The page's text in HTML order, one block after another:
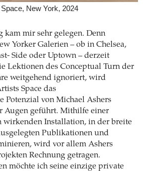
New York, 2024
kam mir sehr gelegen. Denn
Yorker Galerien – ob in Chelsea,
Side oder Uptown – derzeit
Lektionen des Conceptual Turn der
weitgehend ignoriert, wird
Space das
Potenzial von Michael Ashers
Augen geführt. Mithilfe einer
wirkenden Installation, in der breite
Publikationen und
wird vor allem Ashers
Rechnung getragen.
möchte ich seine einzige private